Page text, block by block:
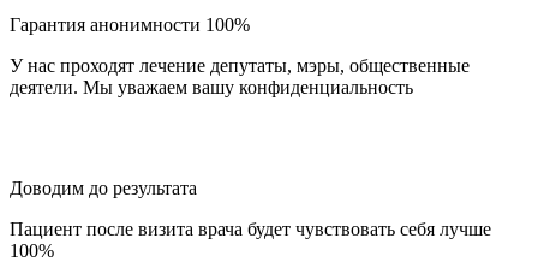
Гарантия анонимности 100%
У нас проходят лечение депутаты, мэры, общественные
деятели. Мы уважаем вашу конфиденциальность
Доводим до результата
Пациент после визита врача будет чувствовать себя лучше
100%